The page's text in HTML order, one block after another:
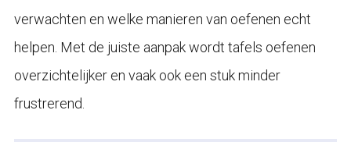
verwachten en welke manieren van oefenen echt
helpen. Met de juiste aanpak wordt tafels oefenen
overzichtelijker en vaak ook een stuk minder
frustrerend.